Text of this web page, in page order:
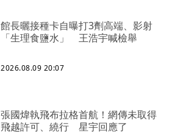
館長曬接種卡自曝打3劑高端、影射
「生理食鹽水」 王浩宇喊檢舉
2026.08.09 20:07
張國煒執飛布拉格首航！網傳未取得
飛越許可、繞行 星宇回應了